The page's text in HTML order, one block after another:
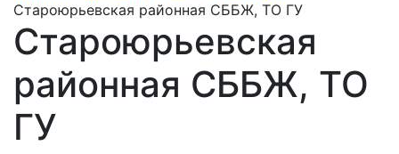
Староюрьевская районная СББЖ, ТО ГУ
Староюрьевская
районная СББЖ, ТО
ГУ